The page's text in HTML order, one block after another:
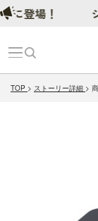
TOP ストーリー詳細
場！ シ